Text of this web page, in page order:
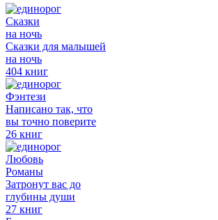
Сказки
на ночь
Сказки для малышей
на ночь
404 книг
Фэнтези
Написано так, что
вы точно поверите
26 книг
Любовь
Романы
Затронут вас до
глубины души
27 книг